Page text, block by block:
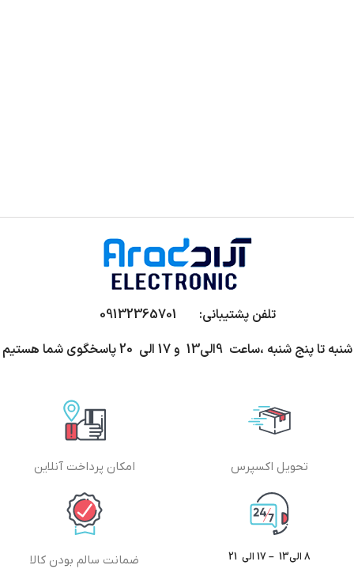
تلفن پشتیبانی: 09132365701
شنبه تا پنج شنبه ،ساعت 9الی13 و 17 الی 20 پاسخگوی شما هستیم
تحویل اکسپرس امکان پرداخت آنلاین
8 الی13 – 17 الی 21 ضمانت سالم بودن کالا